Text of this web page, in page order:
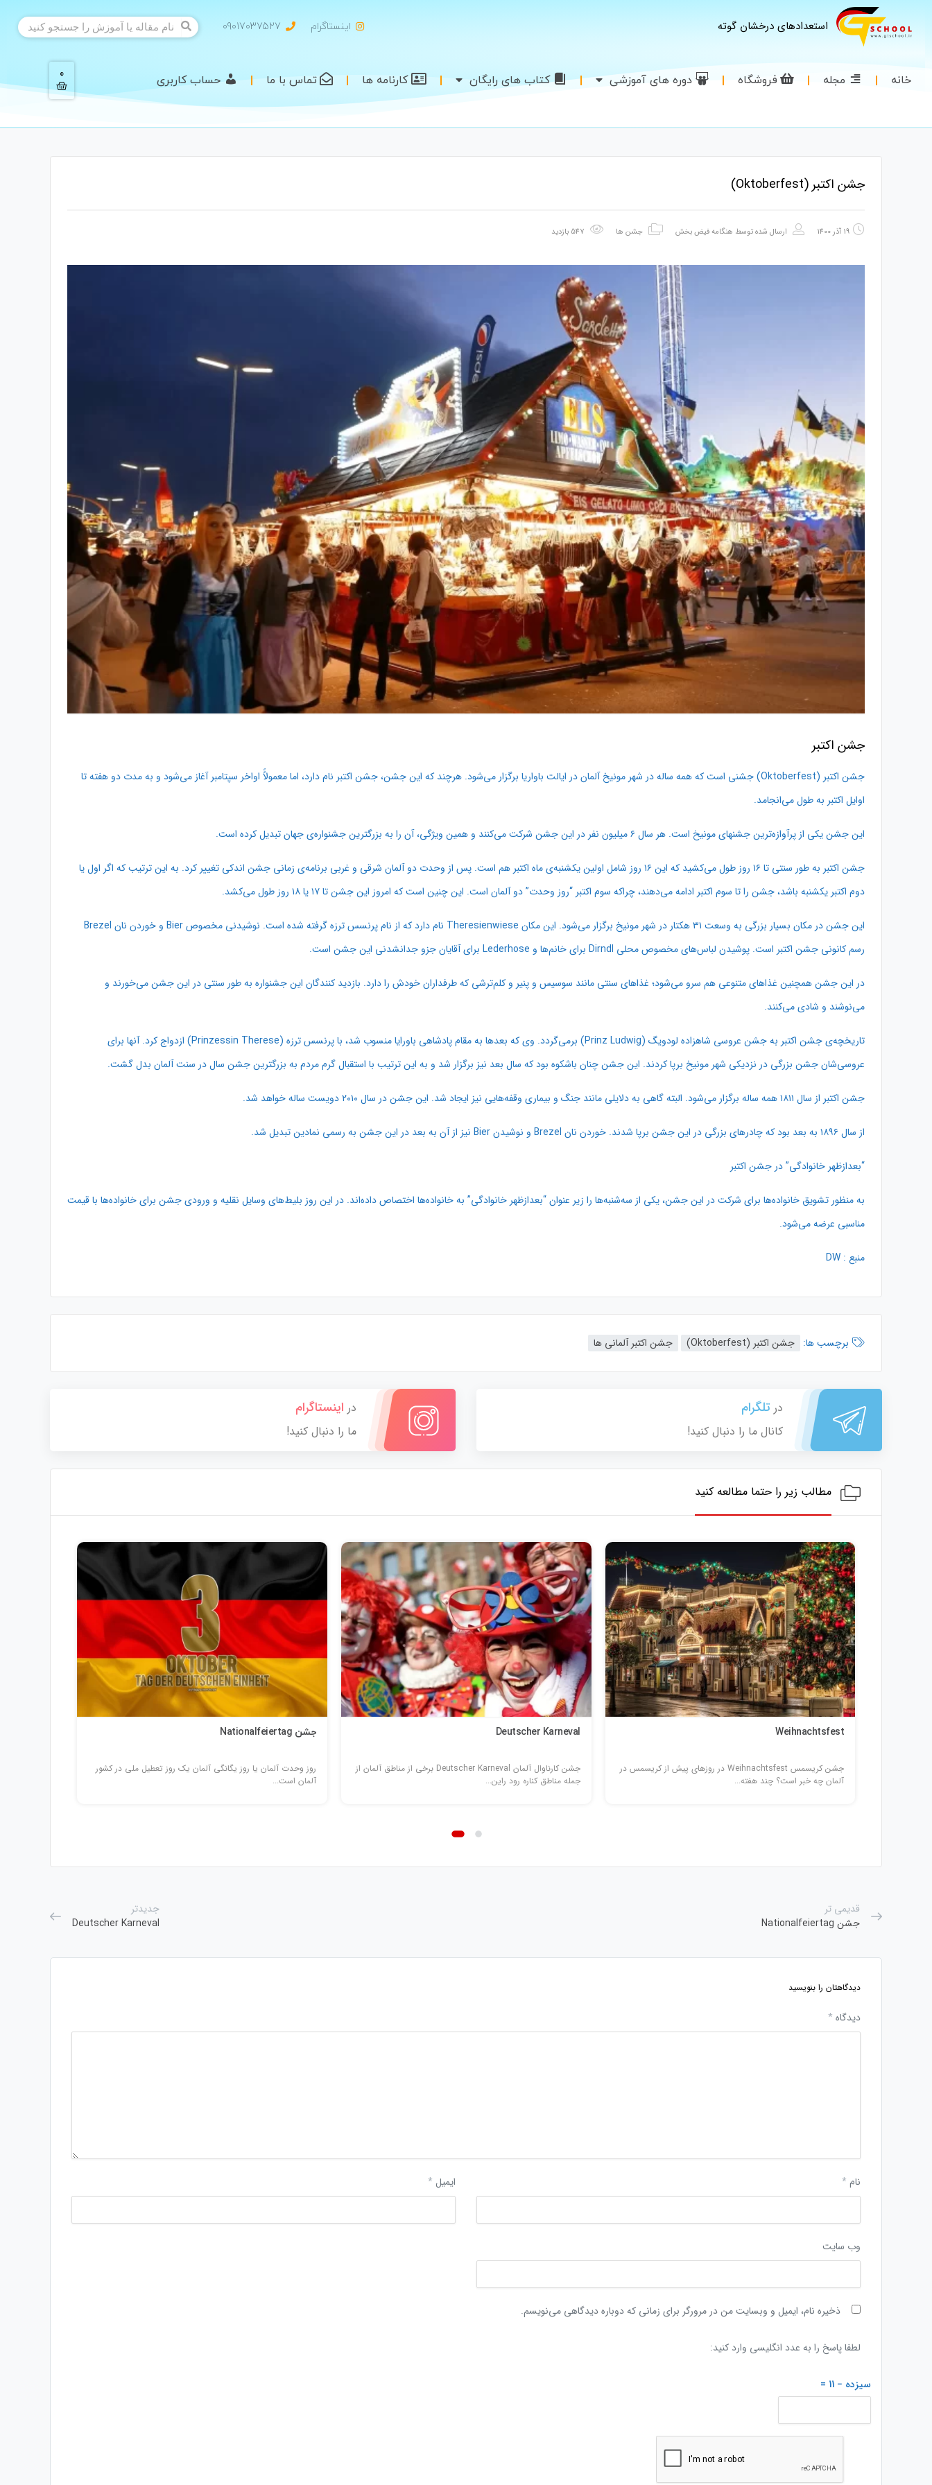
استعدادهای درخشان گوته اینستاگرام 09017037527
خانه مجله فروشگاه دوره های آموزشی کتاب های رایگان کارنامه ها تماس با ما حساب کاربری 0
جشن اکتبر (Oktoberfest)
19 آذر 1400 ارسال شده توسط هنگامه فیض بخش جشن ها
جشن اکتبر
جشن اکتبر (Oktoberfest) جشنی است که همه ساله در شهر مونیخ آلمان در ایالت باواریا برگزار می‌شود. هرچند که این جشن، جشن اکتبر نام دارد، اما معمولاًً اواخر سپتامبر آغاز می‌شود و به مدت دو هفته تا
اوایل اکتبر به طول می‌انجامد.
این جشن یکی از پرآوازه‌ترین جشنهای مونیخ است. هر سال ۶ میلیون نفر در این جشن شرکت می‌کنند و همین ویژگی، آن را به بزرگترین جشنواره‌ی جهان تبدیل کرده است.
جشن اکتبر به طور سنتی تا ۱۶ روز طول می‌کشید که این ۱۶ روز شامل اولین یکشنبه‌ی ماه اکتبر هم است. پس از وحدت دو آلمان شرقی و غربی برنامه‌ی زمانی جشن اندکی تغییر کرد. به این ترتیب که اگر اول یا
دوم اکتبر یکشنبه باشد، جشن را تا سوم اکتبر ادامه می‌دهند، چراکه سوم اکتبر “روز وحدت” دو آلمان است. این چنین است که امروز این جشن تا ۱۷ یا ۱۸ روز طول می‌کشد.
این جشن در مکان بسیار بزرگی به وسعت ۳۱ هکتار در شهر مونیخ برگزار می‌شود. این مکان Theresienwiese نام دارد که از نام پرنسس ترزه گرفته شده است. نوشیدنی مخصوص Bier و خوردن نان Brezel
رسم کانونی جشن اکتبر است. پوشیدن لباس‌های مخصوص محلی Dirndl برای خانم‌ها و Lederhose برای آقایان جزو جدانشدنی این جشن است.
در این جشن همچنین غذاهای متنوعی هم سرو می‌شود؛ غذاهای سنتی مانند سوسیس و پنیر و کلم‌ترشی که طرفداران خودش را دارد. بازدید کنندگان این جشنواره به طور سنتی در این جشن می‌خورند و
می‌نوشند و شادی می‌کنند.
تاریخچه‌ی جشن اکتبر به جشن عروسی شاهزاده لودویگ (Prinz Ludwig) برمی‌گردد. وی که بعدها به مقام پادشاهی باورایا منسوب شد، با پرنسس ترزه (Prinzessin Therese) ازدواج کرد. آنها برای
عروسی‌شان جشن بزرگی در نزدیکی شهر مونیخ برپا کردند. این جشن چنان باشکوه بود که سال بعد نیز برگزار شد و به این ترتیب با استقبال گرم مردم به بزرگترین جشن سال در سنت آلمان بدل گشت.
جشن اکتبر از سال ۱۸۱۱ همه ساله برگزار می‌شود. البته گاهی به دلایلی مانند جنگ و بیماری وقفه‌هایی نیز ایجاد شد. این جشن در سال ۲۰۱۰ دویست ساله خواهد شد.
از سال ۱۸۹۶ به بعد بود که چادرهای بزرگی در این جشن برپا شدند. خوردن نان Brezel و نوشیدن Bier نیز از آن به بعد در این جشن به رسمی نمادین تبدیل شد.
“بعدازظهر خانوادگی” در جشن اکتبر
به منظور تشویق خانواده‌ها برای شرکت در این جشن، یکی از سه‌شنبه‌ها را زیر عنوان “بعدازظهر خانوادگی” به خانواده‌ها اختصاص داده‌اند. در این روز بلیط‌‌‌های وسایل نقلیه و ورودی جشن برای خانواده‌ها با قیمت
مناسبی عرضه می‌شود.
منبع : DW
برچسب ها: جشن اکتبر (Oktoberfest) جشن اکتبر آلمانی ها
در تلگرام
کانال ما را دنبال کنید!
در اینستاگرام
ما را دنبال کنید!
مطالب زیر را حتما مطالعه کنید
Weihnachtsfest
جشن کریسمس Weihnachtsfest در روزهای پیش از کریسمس در
آلمان چه خبر است؟ چند هفته...
Deutscher Karneval
جشن کارناوال آلمان Deutscher Karneval برخی از مناطق آلمان از
جمله مناطق کناره رود راین...
جشن Nationalfeiertag
روز وحدت آلمان یا روز یگانگی آلمان یک روز تعطیل ملی در کشور
آلمان است...
قدیمی تر
جشن Nationalfeiertag
جدیدتر
Deutscher Karneval
دیدگاهتان را بنویسید
دیدگاه *
نام * ایمیل *
وب‌ سایت
ذخیره نام، ایمیل و وبسایت من در مرورگر برای زمانی که دوباره دیدگاهی می‌نویسم.
لطفا پاسخ را به عدد انگلیسی وارد کنید:
سیزده − 11 =